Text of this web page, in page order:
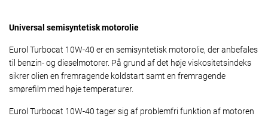
Universal semisyntetisk motorolie
Eurol Turbocat 10W-40 er en semisyntetisk motorolie, der anbefales
til benzin- og dieselmotorer. På grund af det høje viskositetsindeks
sikrer olien en fremragende koldstart samt en fremragende
smørefilm med høje temperaturer.
Eurol Turbocat 10W-40 tager sig af problemfri funktion af motoren